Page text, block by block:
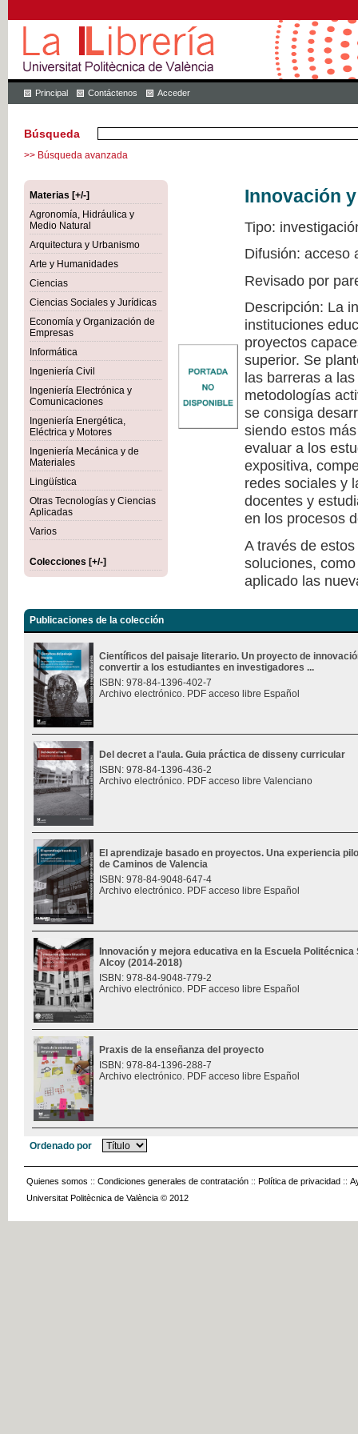
Principal Contáctenos Acceder
Búsqueda
>> Búsqueda avanzada
Materias [+/-]
Agronomía, Hidráulica y
Medio Natural
Arquitectura y Urbanismo
Arte y Humanidades
Ciencias
Ciencias Sociales y Jurídicas
Economía y Organización de
Empresas
Informática
Ingeniería Civil
Ingeniería Electrónica y
Comunicaciones
Ingeniería Energética,
Eléctrica y Motores
Ingeniería Mecánica y de
Materiales
Lingüística
Otras Tecnologías y Ciencias
Aplicadas
Varios
Colecciones [+/-]
Innovación
Tipo:
Difusión: acceso
Revisado por
Descripción: La
instituciones
proyectos
superior. Se
las barreras a
metodologías
se consiga
siendo estos
evaluar a los
expositiva,
redes sociales y
docentes y
en los procesos
A través de
soluciones,
aplicado las
Publicaciones de la colección
Científicos del paisaje literario. Un proyecto de
convertir a los estudiantes en investigadores ...
ISBN: 978-84-1396-402-7
Archivo electrónico. PDF acceso libre Español
Del decret a l'aula. Guia práctica de disseny curricular
ISBN: 978-84-1396-436-2
Archivo electrónico. PDF acceso libre Valenciano
El aprendizaje basado en proyectos. Una experiencia
de Caminos de Valencia
ISBN: 978-84-9048-647-4
Archivo electrónico. PDF acceso libre Español
Innovación y mejora educativa en la Escuela Politécnica
Alcoy (2014-2018)
ISBN: 978-84-9048-779-2
Archivo electrónico. PDF acceso libre Español
Praxis de la enseñanza del proyecto
ISBN: 978-84-1396-288-7
Archivo electrónico. PDF acceso libre Español
Ordenado por
Quienes somos :: Condiciones generales de contratación :: Política de privacidad ::
Universitat Politècnica de València © 2012